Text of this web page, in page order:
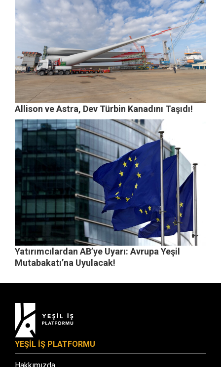
Allison ve Astra, Dev Türbin Kanadını Taşıdı!
Yatırımcılardan AB’ye Uyarı: Avrupa Yeşil
Mutabakatı’na Uyulacak!
YEŞİL İŞ PLATFORMU